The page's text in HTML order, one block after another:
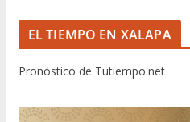
EL TIEMPO EN XALAPA
Pronóstico de Tutiempo.net